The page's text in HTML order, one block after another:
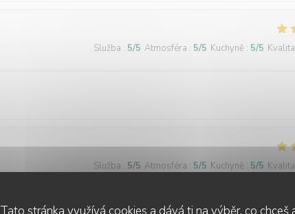
Tato stránka využívá cookies a dává ti na výběr, co chceš
Služba : 5/5 Atmosféra : 5/5 Kuchyně : 5/5
Služba : 5/5 Atmosféra : 5/5 Kuchyně : 5/5